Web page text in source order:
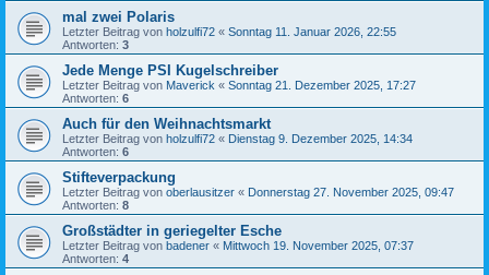
mal zwei Polaris
Letzter Beitrag von holzulfi72 « Sonntag 11. Januar 2026, 22:55
Antworten: 3
Jede Menge PSI Kugelschreiber
Letzter Beitrag von Maverick « Sonntag 21. Dezember 2025, 17:27
Antworten: 6
Auch für den Weihnachtsmarkt
Letzter Beitrag von holzulfi72 « Dienstag 9. Dezember 2025, 14:34
Antworten: 6
Stifteverpackung
Letzter Beitrag von oberlausitzer « Donnerstag 27. November 2025, 09:47
Antworten: 8
Großstädter in geriegelter Esche
Letzter Beitrag von badener « Mittwoch 19. November 2025, 07:37
Antworten: 4